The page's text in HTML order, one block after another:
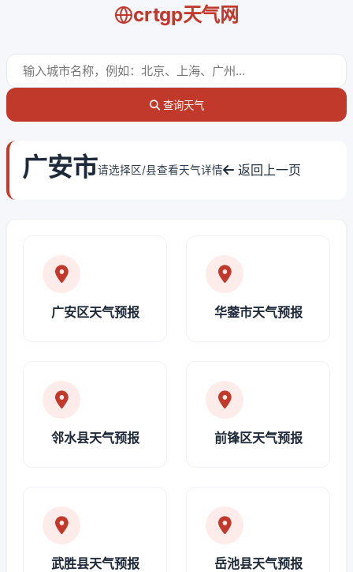
crtgp天气网
查询天气
广安市请选择区/县查看天气详情 返回上一页
广安区天气预报 华蓥市天气预报
邻水县天气预报 前锋区天气预报
武胜县天气预报 岳池县天气预报